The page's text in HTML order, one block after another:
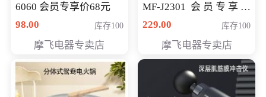
6060 会员专享价68元
98.00
库存100
摩飞电器专卖店
MF-J2301 会员专享价
168元
229.00 库存100
摩飞电器专卖店